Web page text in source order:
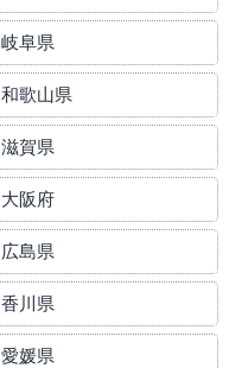
岐阜県
和歌山県
滋賀県
大阪府
広島県
香川県
愛媛県